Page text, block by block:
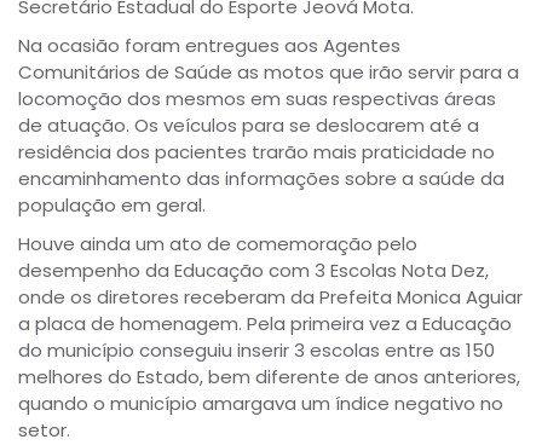
Secretário Estadual do Esporte Jeová Mota.
Na ocasião foram entregues aos Agentes
Comunitários de Saúde as motos que irão servir para a
locomoção dos mesmos em suas respectivas áreas
de atuação. Os veículos para se deslocarem até a
residência dos pacientes trarão mais praticidade no
encaminhamento das informações sobre a saúde da
população em geral.
Houve ainda um ato de comemoração pelo
desempenho da Educação com 3 Escolas Nota Dez,
onde os diretores receberam da Prefeita Monica Aguiar
a placa de homenagem. Pela primeira vez a Educação
do município conseguiu inserir 3 escolas entre as 150
melhores do Estado, bem diferente de anos anteriores,
quando o município amargava um índice negativo no
setor.